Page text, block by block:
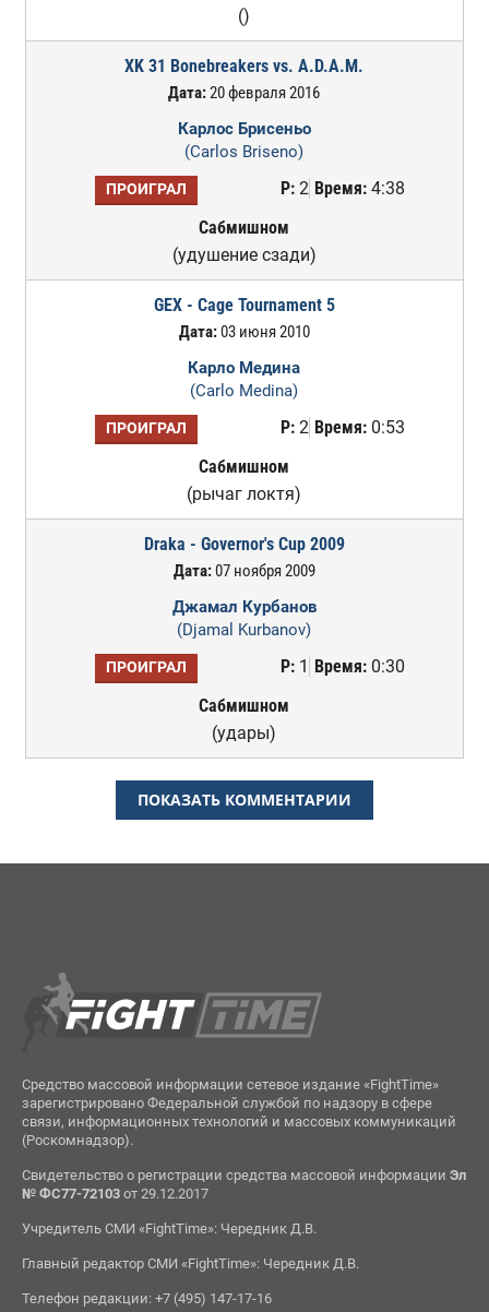
()
XK 31 Bonebreakers vs. A.D.A.M.
Дата:20 февраля 2016
Карлос Брисеньо
(Carlos Briseno)
ПРОИГРАЛ Р:2 Время:4:38
Сабмишном
(удушение сзади)
GEX - Cage Tournament 5
Дата:03 июня 2010
Карло Медина
(Carlo Medina)
ПРОИГРАЛ Р:2 Время:0:53
Сабмишном
(рычаг локтя)
Draka - Governor's Cup 2009
Дата:07 ноября 2009
Джамал Курбанов
(Djamal Kurbanov)
ПРОИГРАЛ Р:1 Время:0:30
Сабмишном
(удары)
ПОКАЗАТЬ КОММЕНТАРИИ
Средство массовой информации сетевое издание «FightTime»
зарегистрировано Федеральной службой по надзору в сфере
связи, информационных технологий и массовых коммуникаций
(Роскомнадзор).
Свидетельство о регистрации средства массовой информации Эл
№ ФС77-72103от 29.12.2017
Учредитель СМИ «FightTime»: Чередник Д.В.
Главный редактор СМИ «FightTime»: Чередник Д.В.
Телефон редакции: +7 (495) 147-17-16